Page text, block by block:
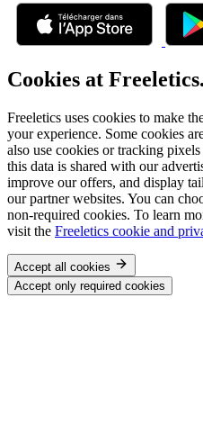
Cookies at
Freeletics uses cookies to make
your experience. Some cookies
also use cookies or tracking
this data is shared with our
improve our offers, and display
our partner websites. You can
non-required cookies. To learn
visit the Freeletics cookie and
Accept all cookies
Accept only required cookies